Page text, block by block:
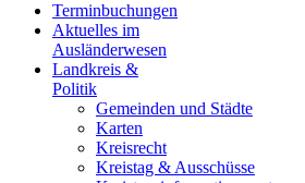
Terminbuchungen
Aktuelles im
Ausländerwesen
Landkreis &
Politik
Gemeinden und Städte
Karten
Kreisrecht
Kreistag & Ausschüsse